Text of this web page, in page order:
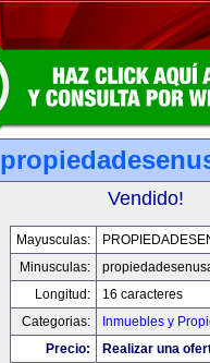
Vendido!
Mayusculas:
Minusculas:
Longitud:
16 caracteres
Categorias:
Inmuebles y
Precio:
Realizar una